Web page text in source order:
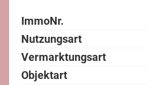
ImmoNr.
Nutzungsart
Vermarktungsart
Objektart